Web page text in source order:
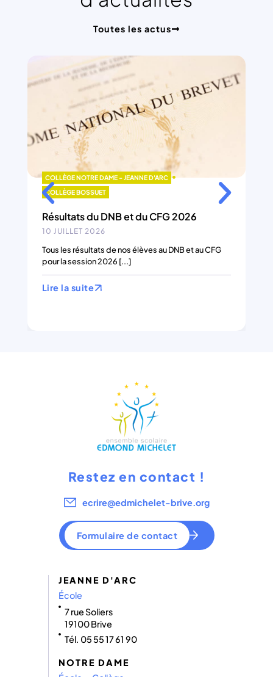
Toutes les actus
- JEANNE D'ARC •
et du CFG 2026
nos élèves au DNB et au CFG
LYCÉE BOSSUET
BACCALAURÉAT
10 JUILLET 2026
candidats, 179 admis,
Restez en contact !
ecrire@edmichelet-brive.org
Formulaire de contact
JEANNE D'ARC
École
7 rue Soliers
19100 Brive
Tél. 05 55 17 61 90
NOTRE DAME